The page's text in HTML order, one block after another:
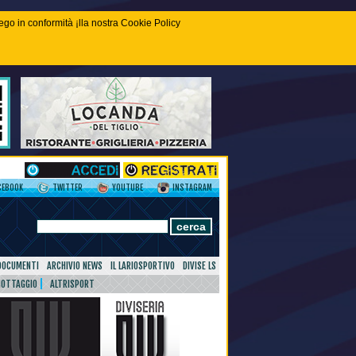
in conformità ¡lla nostra Cookie Policy
TWITTER YOUTUBE INSTAGRAM
ARCHIVIO NEWS IL LARIOSPORTIVO
DIVISE LS
ALTRISPORT